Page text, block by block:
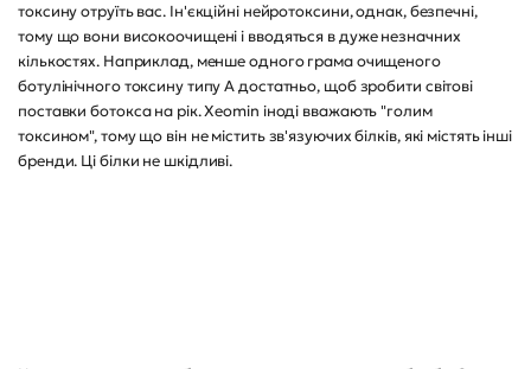
токсину отруїть вас. Ін'єкційні нейротоксини, однак, безпечні,
тому що вони високоочищені і вводяться в дуже незначних
кількостях. Наприклад, менше одного грама очищеного
ботулінічного токсину типу A достатньо, щоб зробити світові
поставки ботокса на рік. Xeomin іноді вважають "голим
токсином", тому що він не містить зв'язуючих білків, які містять інші
бренди. Ці білки не шкідливі.